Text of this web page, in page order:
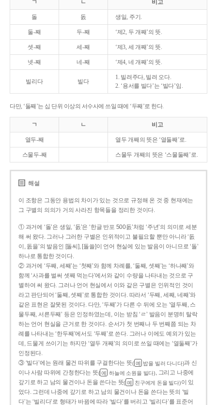
ㄱ ㄴ 비고
돌 돐 생일, 주기.
둘-째 두-째 ‘제2, 두 개째’의 뜻.
셋-째 세-째 ‘제3, 세 개째’의 뜻.
넷-째 네-째 ‘제4, 네 개째’의 뜻.
빌리다 빌다
1. 빌려주다, 빌려 오다.
2. ‘용서를 빌다’는 ‘빌다’임.
다만, ‘둘째’는 십 단위 이상의 서수사에 쓰일 때에 ‘두째’로 한다.
ㄱ ㄴ 비고
열두-째 열두 개째의 뜻은 ‘열둘째’로.
스물두-째 스물두 개째의 뜻은 ‘스물둘째’로.
해설
이 조항은 그동안 용법의 차이가 있는 것으로 규정해 온 것 중 현재에는
그 구별의 의의가 거의 사라진 항목들을 정리한 것이다.
① 과거에 ‘돌’은 생일, ‘돐’은 ‘한글 반포 500돐’처럼 ‘주년’의 의미로 세분
해 써 왔다. 그러나 그러한 구별은 인위적이고 불필요할 뿐만 아니라 ‘돐
이, 돐을’의 발음인 [돌씨], [돌쓸]이 언어 현실에 있는 발음이 아니므로 ‘돌’
하나로 통합한 것이다.
② 과거에 ‘두째, 세째’는 ‘첫째’와 함께 차례를, ‘둘째, 셋째’는 ‘하나째’와
함께 ‘사과를 벌써 셋째 먹는다’에서와 같이 수량을 나타내는 것으로 구
별하여 써 왔다. 그러나 언어 현실에서 이와 같은 구별은 인위적인 것이
라고 판단되어 ‘둘째, 셋째’로 통합한 것이다. 따라서 ‘두째, 세째, 네째’와
같은 표현은 잘못된 것이다. 다만, ‘두째’가 다른 수 뒤에 오는 ‘열두째, 스
물두째, 서른두째’ 등은 인정하였는데, 이는 받침 ‘ㄹ’ 발음이 분명히 탈락
하는 언어 현실을 근거로 한 것이다. 순서가 첫 번째나 두 번째쯤 되는 차
례를 나타내는 ‘한두째’에서도 ‘두째’로 쓴다. 그러나 이에도 예외가 있는
데, 드물게 쓰이기는 하지만 ‘열두 개째’의 의미로 쓰일 때에는 ‘열둘째’가
인정된다.
③ ‘빌다’에는 원래 물건 따위를 구걸한다는 뜻( 예 밥을 빌러 다니다)과 신
이나 사람 따위에 간청한다는 뜻( 예 하늘에 소원을 빌다), 그리고 나중에
갚기로 하고 남의 물건이나 돈을 쓴다는 뜻( 예 친구에게 돈을 빌다)이 있
었다. 그런데 나중에 갚기로 하고 남의 물건이나 돈을 쓴다는 뜻의 ‘빌
다’는 ‘빌리다’로 형태가 바뀜에 따라 ‘빌다’를 버리고 ‘빌리다’를 표준어